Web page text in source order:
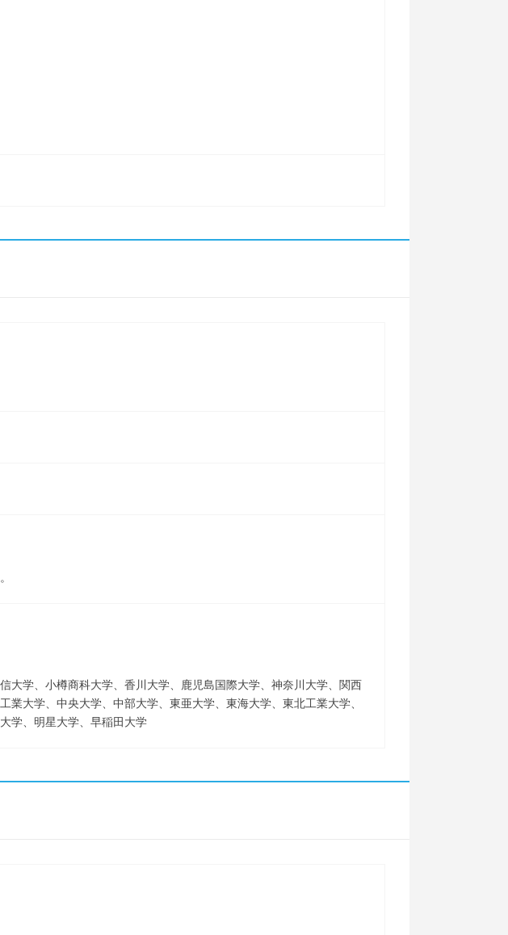
大学、小樽商科大学、香川大学、鹿児島国際大学、神奈川大学、関西
業大学、中央大学、中部大学、東亜大学、東海大学、東北工業大学、
学、明星大学、早稲田大学